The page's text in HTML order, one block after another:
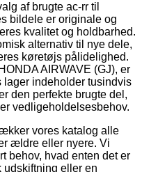
af brugte ac-rr til
bildele er originale og
kvalitet og holdbarhed.
alternativ til nye dele,
køretøjs pålidelighed.
AIRWAVE (GJ), er
lager indeholder tusindvis
den perfekte brugte del,
vedligeholdelsesbehov.
vores katalog alle
ældre eller nyere. Vi
behov, hvad enten det er
udskiftning eller en